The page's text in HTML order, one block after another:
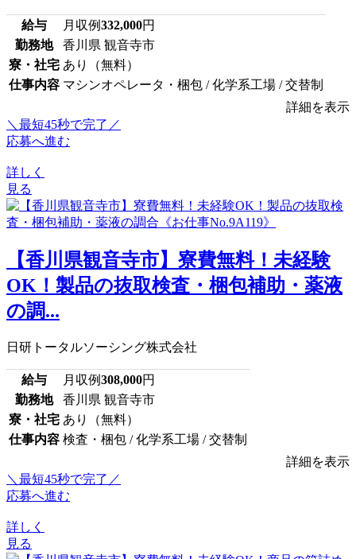
給与 月収例332,000円
勤務地
香川県 観音寺市
寮・社宅 あり（無料）
仕事内容 マシンオペレータ・梱包 / 化学系工場 / 交替制
詳細を表示
＼最短45秒で完了／
応募へ進む
詳しく
見る
【香川県観音寺市】寮費無料！未経験
OK！製品の抜取検査・梱包補助・薬液
の調...
日研トータルソーシング株式会社
給与 月収例308,000円
勤務地
香川県 観音寺市
寮・社宅 あり（無料）
仕事内容 検査・梱包 / 化学系工場 / 交替制
詳細を表示
＼最短45秒で完了／
応募へ進む
詳しく
見る